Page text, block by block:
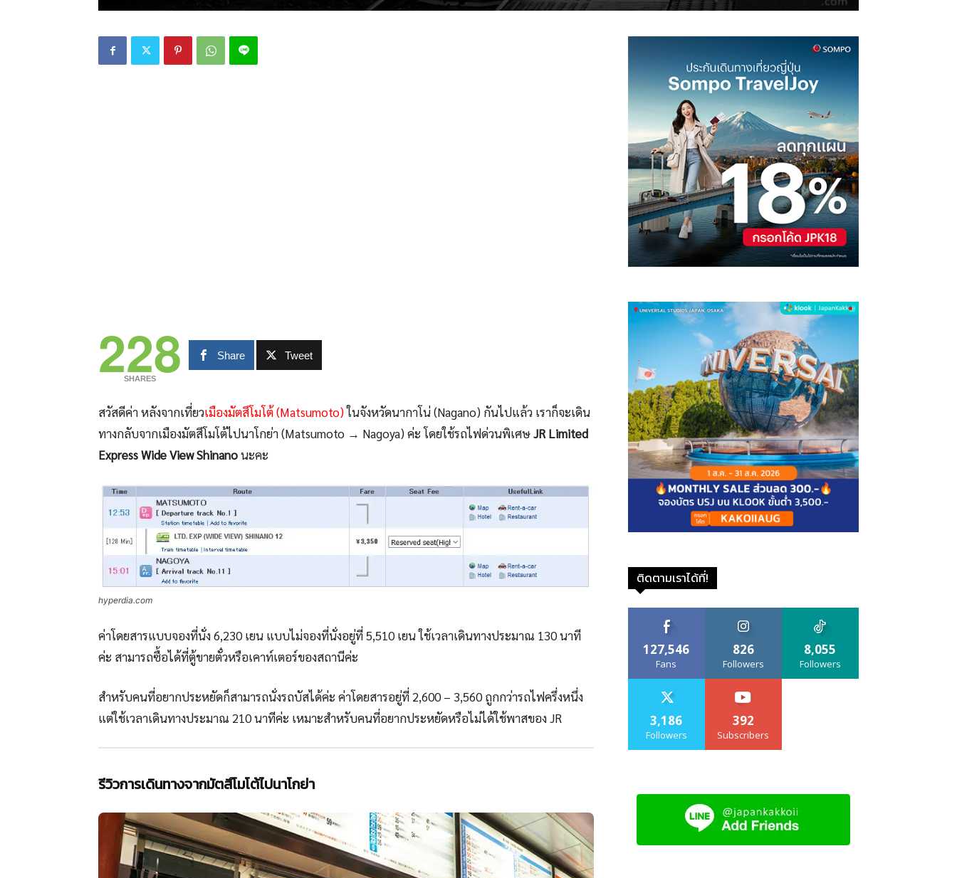
228
SHARES
Share Tweet
สวัสดีค่า หลังจากเที่ยวเมืองมัตสึโมโต้ (Matsumoto)ในจังหวัดนากาโน่ (Nagano) กันไปแล้ว เราก็จะเดิน
ทางกลับจากเมืองมัตสึโมโต้ไปนาโกย่า (Matsumoto → Nagoya) ค่ะ โดยใช้รถไฟด่วนพิเศษJR Limited
Express Wide View Shinanoนะคะ
hyperdia.com
ค่าโดยสารแบบจองที่นั่ง 6,230 เยน แบบไม่จองที่นั่งอยู่ที่ 5,510 เยน ใช้เวลาเดินทางประมาณ 130 นาที
ค่ะ สามารถซื้อได้ที่ตู้ขายตั๋วหรือเคาท์เตอร์ของสถานีค่ะ
สำหรับคนที่อยากประหยัดก็สามารถนั่งรถบัสได้ค่ะ ค่าโดยสารอยู่ที่ 2,600 – 3,560 ถูกกว่ารถไฟครึ่งหนึ่ง
แต่ใช้เวลาเดินทางประมาณ 210 นาทีค่ะ เหมาะสำหรับคนที่อยากประหยัดหรือไม่ได้ใช้พาสของ JR
รีวิวการเดินทางจากมัตสึโมโต้ไปนาโกย่า
ติดตามเราได้ที่!
127,546
Fans
826
Followers
8,055
Followers
3,186
Followers
392
Subscribers